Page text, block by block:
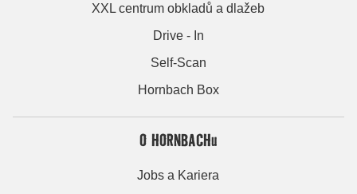
XXL centrum obkladů a dlažeb
Drive - In
Self-Scan
Hornbach Box
O HORNBACHu
Jobs a Kariera